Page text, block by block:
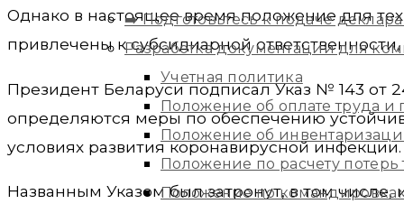
➡️ Подготовьтесь к подаче
Разработка документации для
Учетная политика
Положение об оплате труда
Положение об
Положение по расчету
Положение по
Однако в настоящее время положение для
привлечены к субсидиарной
Президент Беларуси подписал Указ № 143 от
определяются меры по обеспечению
условиях развития коронавирусной инфекции.
Названным Указом был затронут, в том числе,